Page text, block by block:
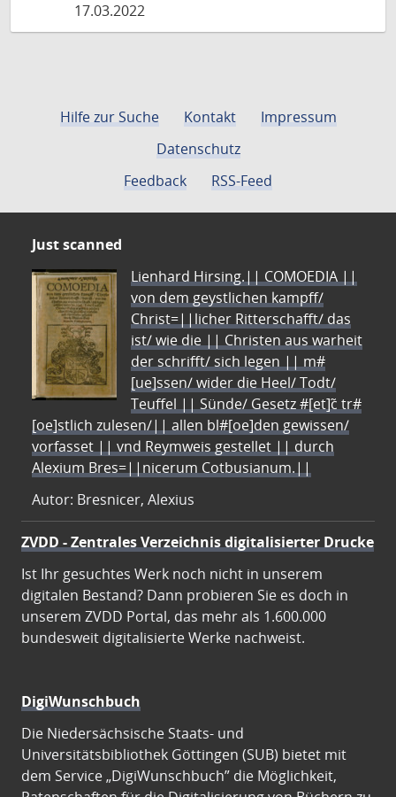
17.03.2022
Hilfe zur Suche Kontakt
Impressum
Datenschutz
Feedback
RSS-Feed
Just scanned
Lienhard Hirsing.|| COMOEDIA ||
von dem geystlichen kampff/
Christ=||licher Ritterschafft/ das
ist/ wie die || Christen aus warheit
der schrifft/ sich legen || m#
[ue]ssen/ wider die Heel/ Todt/
Teuffel || Sünde/ Gesetz #[et]c̃ tr#
[oe]stlich zulesen/|| allen bl#[oe]den gewissen/
vorfasset || vnd Reymweis gestellet || durch
Alexium Bres=||nicerum Cotbusianum.||
Autor: Bresnicer, Alexius
ZVDD - Zentrales Verzeichnis digitalisierter Drucke
Ist Ihr gesuchtes Werk noch nicht in unserem
digitalen Bestand? Dann probieren Sie es doch in
unserem ZVDD Portal, das mehr als 1.600.000
bundesweit digitalisierte Werke nachweist.
DigiWunschbuch
Die Niedersächsische Staats- und
Universitätsbibliothek Göttingen (SUB) bietet mit
dem Service „DigiWunschbuch” die Möglichkeit,